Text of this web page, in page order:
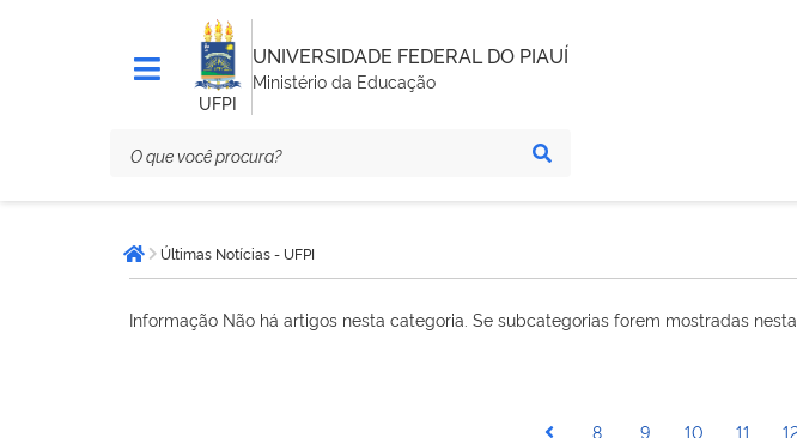
UFPI
UNIVERSIDADE FEDERAL DO PIAUÍ
Ministério da Educação
está
aqui:Página inicial
Últimas Notícias - UFPI
Informação Não há artigos nesta categoria. Se subcategorias forem mostradas
8 9 10 11